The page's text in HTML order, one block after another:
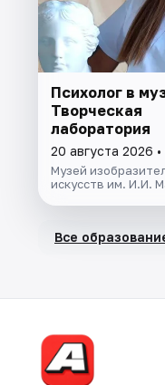
Психолог в
Творческая
лаборатория
20 августа 2026
Музей
искусств им. И.И.
Все